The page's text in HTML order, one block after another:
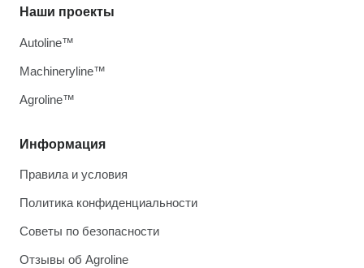
Информация
Правила и условия
Политика конфиденциальности
Советы по безопасности
Отзывы об Agroline
Наши проекты
Autoline™
Machineryline™
Agroline™